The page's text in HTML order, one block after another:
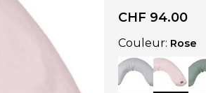
Poussettes
et Simples
Accessoires Biberons
Biberons
Chauffe-biberon et Préparateur
Stérilisateurs de Biberons
Sucettes et accessoires
CHF 94.00
Couleur: Rose